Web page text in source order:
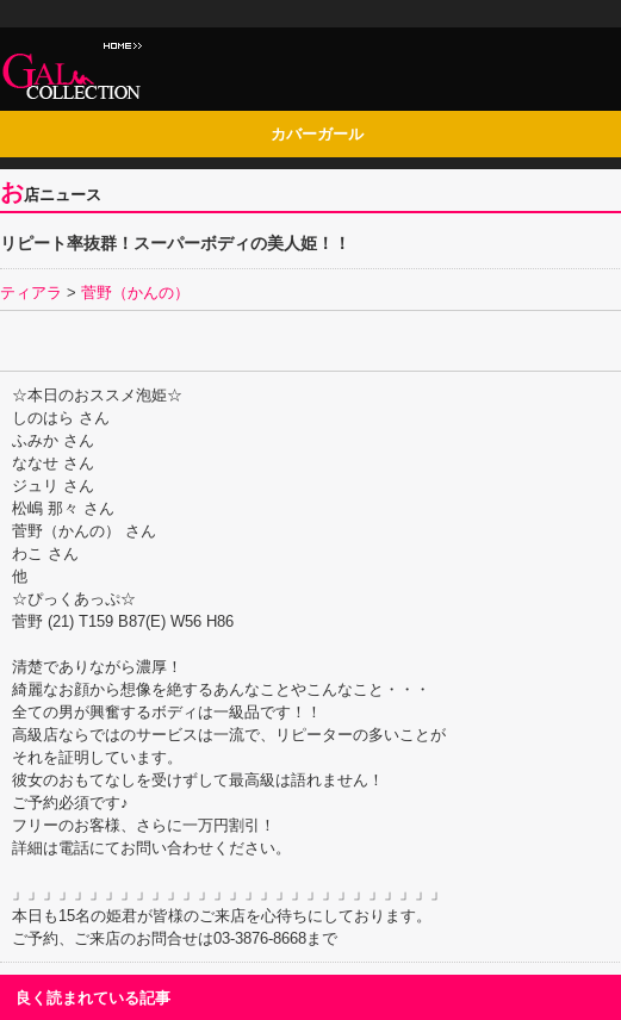
カバーガール
お店ニュース
リピート率抜群！スーパーボディの美人姫！！
ティアラ > 菅野（かんの）
☆本日のおススメ泡姫☆
しのはら さん
ふみか さん
ななせ さん
ジュリ さん
松嶋 那々 さん
菅野（かんの） さん
わこ さん
他
☆ぴっくあっぷ☆
菅野 (21) T159 B87(E) W56 H86
清楚でありながら濃厚！
綺麗なお顔から想像を絶するあんなことやこんなこと・・・
全ての男が興奮するボディは一級品です！！
高級店ならではのサービスは一流で、リピーターの多いことが
それを証明しています。
彼女のおもてなしを受けずして最高級は語れません！
ご予約必須です♪
フリーのお客様、さらに一万円割引！
詳細は電話にてお問い合わせください。
」」」」」」」」」」」」」」」」」」」」」」」」」」」」
本日も15名の姫君が皆様のご来店を心待ちにしております。
ご予約、ご来店のお問合せは03-3876-8668まで
良く読まれている記事